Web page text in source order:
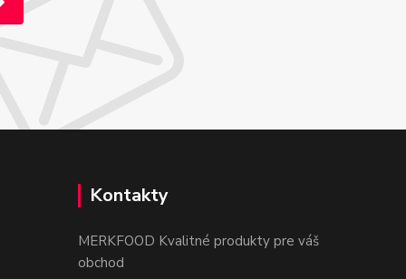
Kontakty
MERKFOOD Kvalitné produkty pre váš
obchod